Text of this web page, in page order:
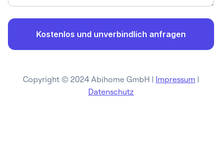
Copyright © 2024 Abihome GmbH | Impressum |
Datenschutz